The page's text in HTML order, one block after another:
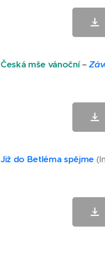
Česká mše vánoční–
Již do Betléma spějme